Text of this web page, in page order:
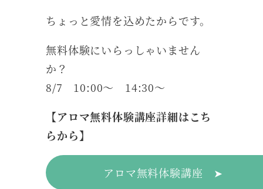
ちょっと愛情を込めたからです。
無料体験にいらっしゃいません
か？
8/7 10:00～ 14:30～
【アロマ無料体験講座詳細はこち
らから】
アロマ無料体験講座 ➤